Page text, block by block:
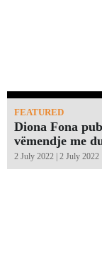
FEATURED
Diona Fona
vëmendje me
2 July 2022 | 2 July 2022